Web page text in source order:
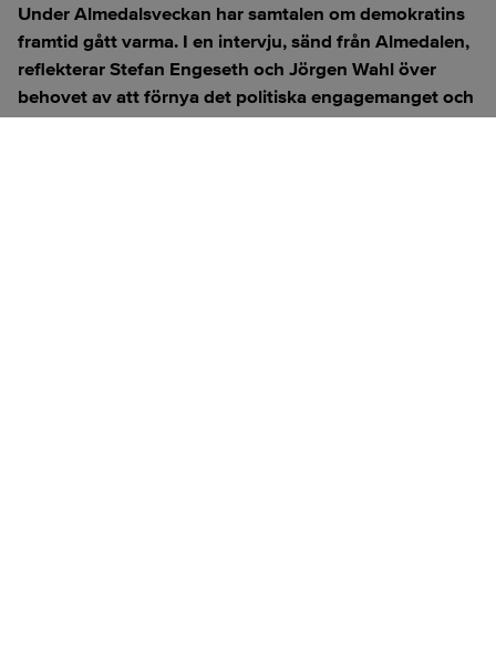
Under Almedalsveckan har samtalen om demokratins
framtid gått varma. I en intervju, sänd från Almedalen,
reflekterar Stefan Engeseth och Jörgen Wahl över
behovet av att förnya det politiska engagemanget och
hur modern teknik kan användas för att överbrygga